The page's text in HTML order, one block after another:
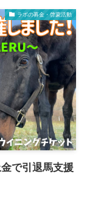
ラボの募金・啓蒙活動
で引退馬支援